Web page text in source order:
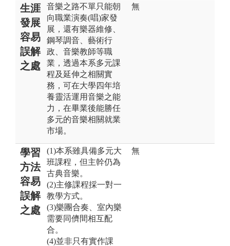
生涯
發展
容易
誤解
之處
音樂之路不單只能朝
向職業演奏(唱)家發
展，還有樂器維修、
鋼琴調音、藝術行
政、音樂教師等職
業，透過本系多元課
程及延伸之相關實
務，可在大學四年培
養靈活運用音樂之能
力，在畢業後能勝任
多元的音樂相關就業
市場。
無
學習
方法
容易
誤解
之處
(1)本系雖具備多元大
班課程，但主幹仍為
古典音樂。
(2)主修課程採一對一
教學方式。
(3)樂團合奏、室內樂
需要同儕間相互配
合。
(4)並非只有實作課
無